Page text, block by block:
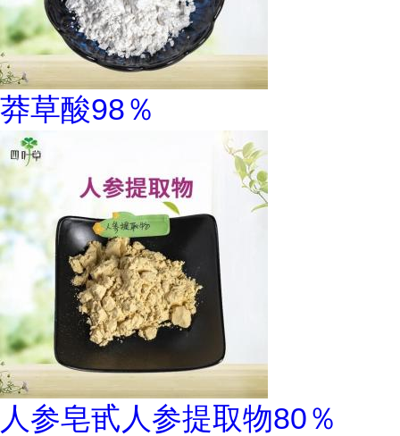
莽草酸98％
人参皂甙人参提取物80％